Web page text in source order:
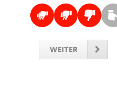
WEITER